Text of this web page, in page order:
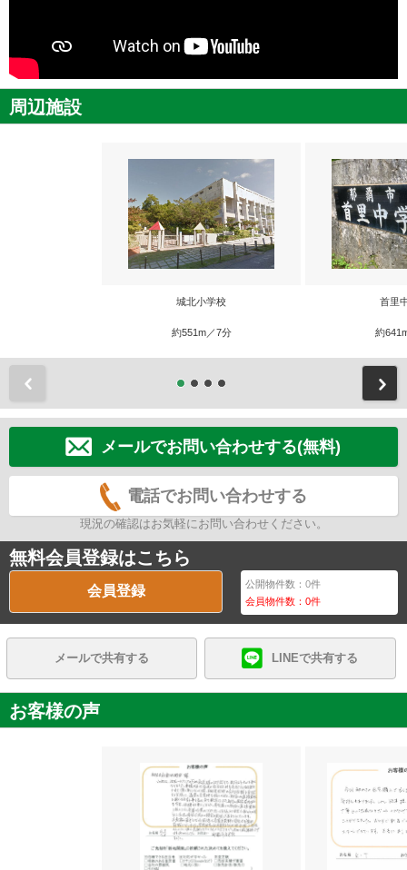
周辺施設
城北小学校
約551m／7分
首里
約
メールでお問い合わせする(無料)
電話でお問い合わせする
現況の確認はお気軽にお問い合わせください。
無料会員登録はこちら
会員登録 公開物件数：0件
会員物件数：0件
メールで共有する LINEで共有する
お客様の声